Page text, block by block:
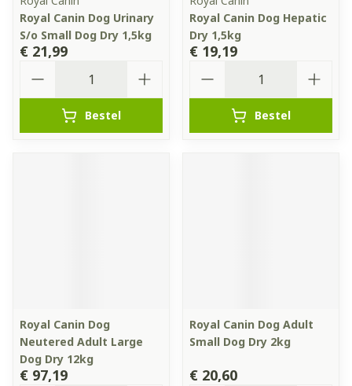
Royal Canin Dog Urinary
S/o Small Dog Dry 1,5kg
€ 21,99
Bestel
Royal Canin Dog Hepatic
Dry 1,5kg
€ 19,19
Bestel
Royal Canin Dog
Neutered Adult Large
Dog Dry 12kg
€ 97,19
Royal Canin Dog Adult
Small Dog Dry 2kg
€ 20,60